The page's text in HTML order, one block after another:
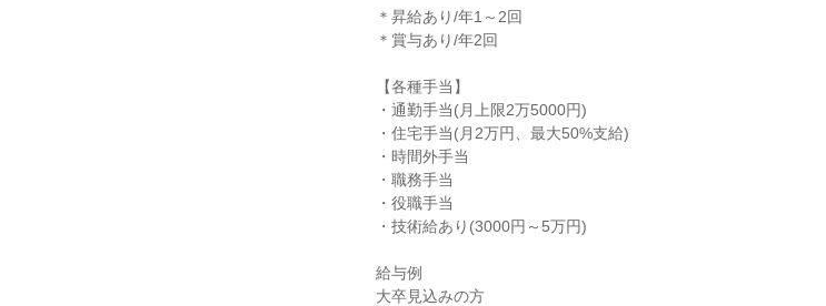
＊昇給あり/年1～2回
＊賞与あり/年2回
【各種手当】
・通勤手当(月上限2万5000円)
・住宅手当(月2万円、最大50%支給)
・時間外手当
・職務手当
・役職手当
・技術給あり(3000円～5万円)
給与例
大卒見込みの方